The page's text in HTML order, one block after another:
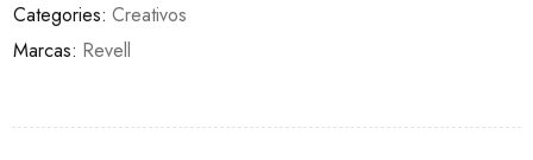
Categories: Creativos
Marcas: Revell